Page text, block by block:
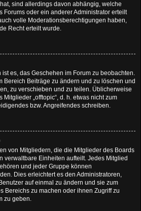
sind allerdings davon abhängig, welche
Forums oder ein anderer Administrator erteilt
volle Moderationsberechtigungen haben,
Recht erteilt wurde.
es, das Geschehen im Forum zu beobachten.
Bereich Beiträge zu ändern und zu löschen und
zu verschieben und zu teilen. Üblicherweise
„offtopic“, d. h. etwas nicht zum
bzw. Angreifendes schreiben.
von Mitgliedern, die die Mitglieder des Boards
verwaltbare Einheiten aufteilt. Jedes Mitglied
und jeder Gruppe können
Dies erleichtert es den Administratoren,
auf einmal zu ändern und sie zum
Bereichs zu machen oder ihnen Zugriff zu
zu geben.